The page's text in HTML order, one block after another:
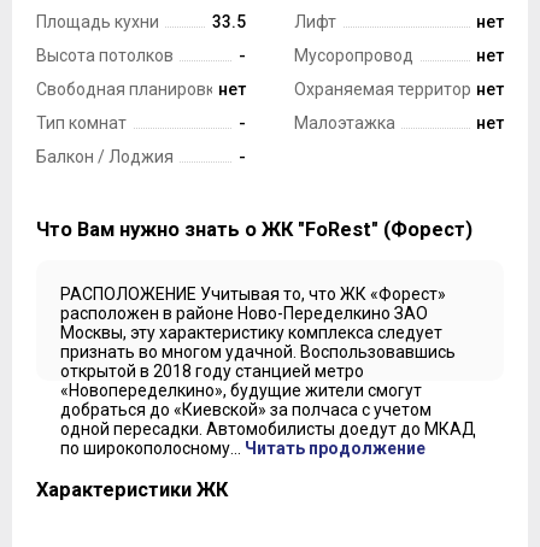
Площадь кухни
33.5
Высота потолков
-
Свободная планировканет
Тип комнат
-
Балкон / Лоджия
-
Лифт
нет
Мусоропровод
нет
Охраняемая территориянет
Малоэтажка
нет
Что Вам нужно знать о ЖК "FoRest" (Форест)
РАСПОЛОЖЕНИЕ Учитывая то, что ЖК «Форест»
расположен в районе Ново-Переделкино ЗАО
Москвы, эту характеристику комплекса следует
признать во многом удачной. Воспользовавшись
открытой в 2018 году станцией метро
«Новопеределкино», будущие жители смогут
добраться до «Киевской» за полчаса с учетом
одной пересадки. Автомобилисты доедут до МКАД
по широкополосному... Читать продолжение
Характеристики ЖК